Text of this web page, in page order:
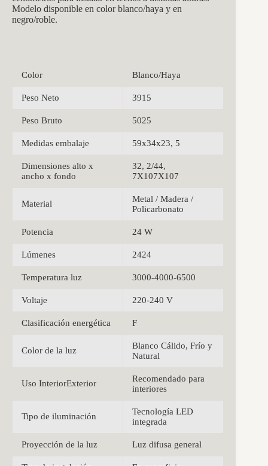
Modelo disponible en color blanco/haya y en
negro/roble.
Color Blanco/Haya
Peso Neto 3915
Peso Bruto 5025
Medidas embalaje 59x34x23, 5
Dimensiones alto x
ancho x fondo
32, 2/44,
7X107X107
Material
Metal / Madera /
Policarbonato
Potencia 24 W
Lúmenes 2424
Temperatura luz 3000-4000-6500
Voltaje 220-240 V
Clasificación energética F
Color de la luz
Blanco Cálido, Frío y
Natural
Uso InteriorExterior
Recomendado para
interiores
Tipo de iluminación
Tecnología LED
integrada
Proyección de la luz Luz difusa general